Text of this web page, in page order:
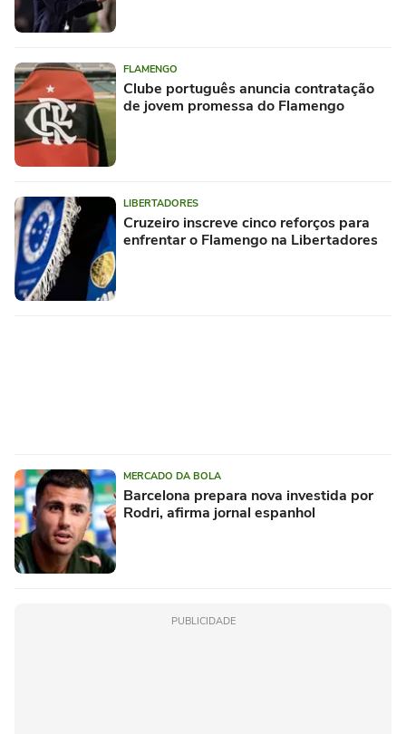
FLAMENGO
Clube português anuncia contratação
de jovem promessa do Flamengo
LIBERTADORES
Cruzeiro inscreve cinco reforços para
enfrentar o Flamengo na Libertadores
MERCADO DA BOLA
Barcelona prepara nova investida por
Rodri, afirma jornal espanhol
PUBLICIDADE